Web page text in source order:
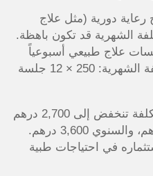
رعاية دورية (مثل علاج
الشهرية قد تكون باهظة.
مريض يحتاج 3 جلسات علاج طبيعي أسبوعياً
بسعر 250 درهم للجلسة. التكلفة الشهرية: 250 × 12 جلسة
مع myaster coupon code، التكلفة تنخفض إلى 2,700 درهم
شهرياً. التوفير الشهري 300 درهم، والسنوي 3,600 درهم.
في احتياجات طبية